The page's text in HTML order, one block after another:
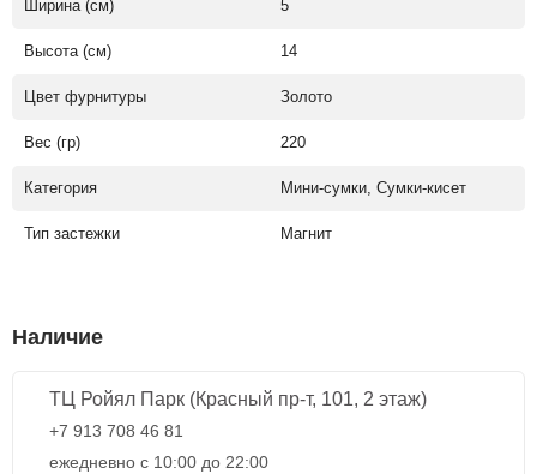
Ширина (см) 5
Высота (см) 14
Цвет фурнитуры Золото
Вес (гр) 220
Категория Мини-сумки, Сумки-кисет
Тип застежки Магнит
Наличие
ТЦ Ройял Парк (Красный пр-т, 101, 2 этаж)
+7 913 708 46 81
ежедневно с 10:00 до 22:00